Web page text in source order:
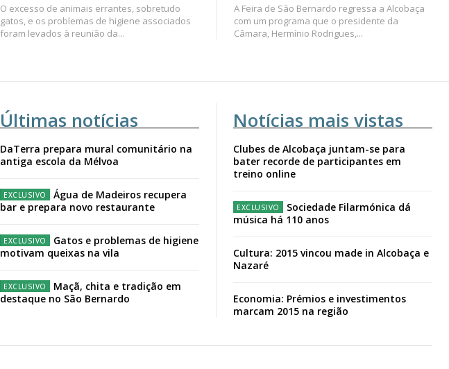
O excesso de animais errantes, sobretudo
gatos, e os problemas de higiene associados
foram levados à reunião da...
A Feira de São Bernardo regressa a Alcobaça
com um programa que o presidente da
Câmara, Hermínio Rodrigues,...
Últimas notícias
DaTerra prepara mural comunitário na
antiga escola da Mélvoa
Água de Madeiros recupera
bar e prepara novo restaurante
Gatos e problemas de higiene
motivam queixas na vila
Maçã, chita e tradição em
destaque no São Bernardo
Notícias mais vistas
Clubes de Alcobaça juntam-se para
bater recorde de participantes em
treino online
Sociedade Filarmónica dá
música há 110 anos
Cultura: 2015 vincou made in Alcobaça e
Nazaré
Economia: Prémios e investimentos
marcam 2015 na região